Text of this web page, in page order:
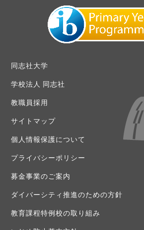
同志社大学
学校法人 同志社
教職員採用
サイトマップ
個人情報保護について
プライバシーポリシー
募金事業のご案内
ダイバーシティ推進のための方針
教育課程特例校の取り組み